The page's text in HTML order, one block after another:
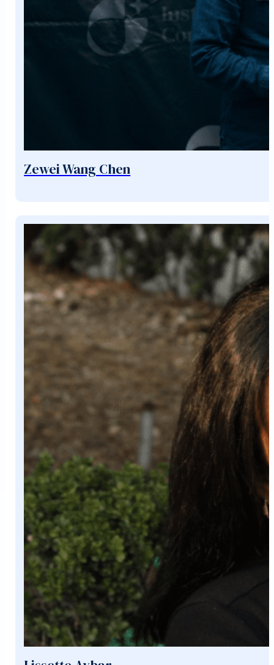
Zewei Wang Chen